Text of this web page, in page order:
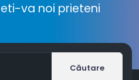
va noi prieteni
Căutare